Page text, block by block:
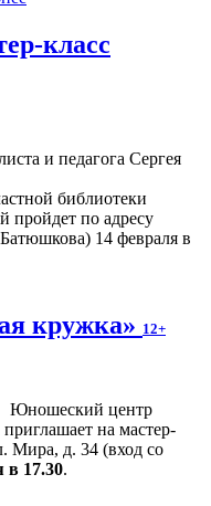
класс
библиотеки
пройдет по адресу
14 февраля в
кружка» 12+
Юношеский центр
на мастер-
Мира, д. 34 (вход со
в 17.30.